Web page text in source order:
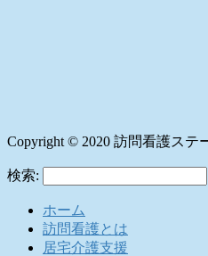
Copyright © 2020 訪問看護ステ
検索:
ホーム
訪問看護とは
居宅介護支援